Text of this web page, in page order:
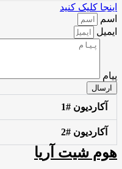
اینجا کلیک کنید
اسم
ایمیل
پیام
ارسال
آکاردیون #1
آکاردیون #2
هوم شیت آریا